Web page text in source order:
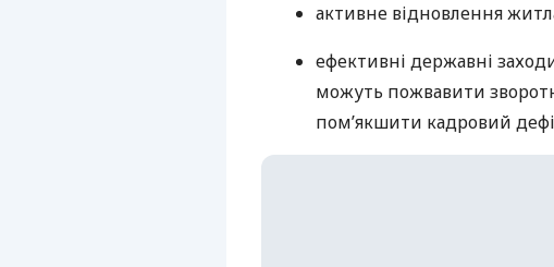
активне відновлення
ефективні державні
можуть пожвавити
пом’якшити кадровий